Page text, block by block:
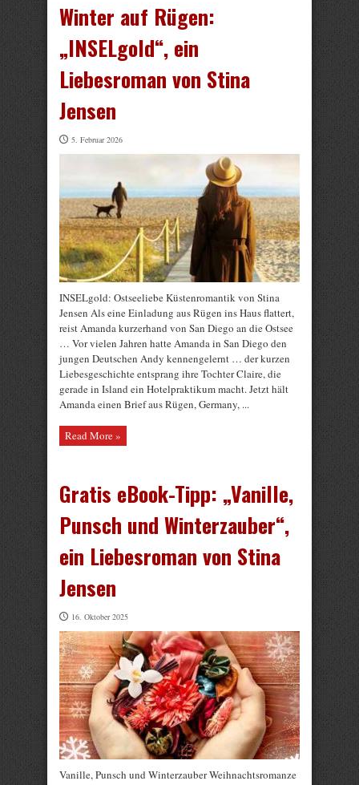
Winter auf Rügen:
„INSELgold“, ein
Liebesroman von Stina
Jensen
5. Februar 2026
INSELgold: Ostseeliebe Küstenromantik von Stina
Jensen Als eine Einladung aus Rügen ins Haus flattert,
reist Amanda kurzerhand von San Diego an die Ostsee
… Vor vielen Jahren hatte Amanda in San Diego den
jungen Deutschen Andy kennengelernt … der kurzen
Liebesgeschichte entsprang ihre Tochter Claire, die
gerade in Island ein Hotelpraktikum macht. Jetzt hält
Amanda einen Brief aus Rügen, Germany, ...
Read More »
Gratis eBook-Tipp: „Vanille,
Punsch und Winterzauber“,
ein Liebesroman von Stina
Jensen
16. Oktober 2025
Vanille, Punsch und Winterzauber Weihnachtsromanze